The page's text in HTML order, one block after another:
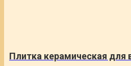
Плитка керамическая для